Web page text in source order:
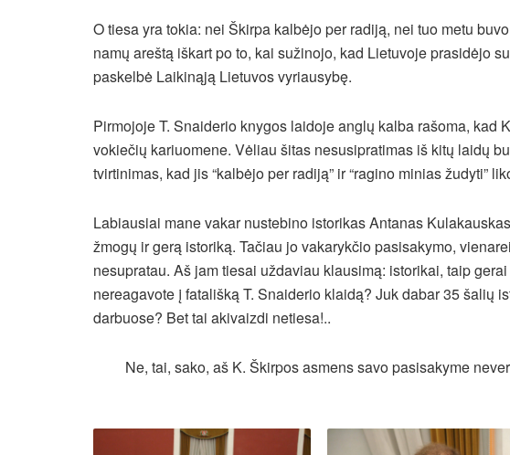
O tiesa yra tokia: nei Škirpa kalbėjo per radiją, nei tuo metu
namų areštą iškart po to, kai sužinojo, kad Lietuvoje prasidėjo
paskelbė Laikinąją Lietuvos vyriausybę.
Pirmojoje T. Snaiderio knygos laidoje anglų kalba rašoma, kad
vokiečių kariuomene. Vėliau šitas nesusipratimas iš kitų laidų
tvirtinimas, kad jis “kalbėjo per radiją” ir “ragino minias žudyti”
Labiausiai mane vakar nustebino istorikas Antanas
žmogų ir gerą istoriką. Tačiau jo vakarykčio pasisakymo,
nesupratau. Aš jam tiesai uždaviau klausimą: istorikai, taip
nereagavote į fatališką T. Snaiderio klaidą? Juk dabar 35 šalių
darbuose? Bet tai akivaizdi netiesa!..
Ne, tai, sako, aš K. Škirpos asmens savo pasisakyme